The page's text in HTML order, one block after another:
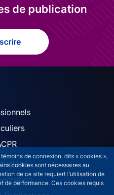
de connexion, dits « cookies »,
cookies sont nécessaires au
de ce site requiert l’utilisation de
de performance. Ces cookies requis
de publication